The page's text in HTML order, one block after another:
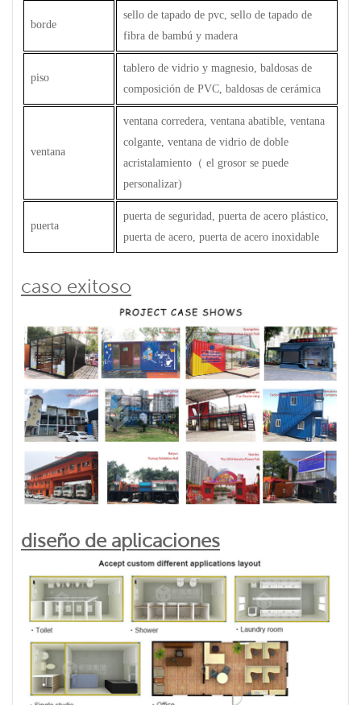
borde
sello de tapado de pvc, sello de tapado de
fibra de bambú y madera
piso
tablero de vidrio y magnesio, baldosas de
composición de PVC, baldosas de cerámica
ventana
ventana corredera, ventana abatible, ventana
colgante, ventana de vidrio de doble
acristalamiento （ el grosor se puede
personalizar)
puerta
puerta de seguridad, puerta de acero plástico,
puerta de acero, puerta de acero inoxidable
caso exitoso
diseño de aplicaciones